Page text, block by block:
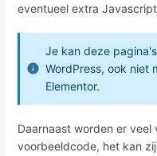
eventueel extra
Je kan deze
WordPress, ook niet
Elementor.
Daarnaast worden er
voorbeeldcode, het kan